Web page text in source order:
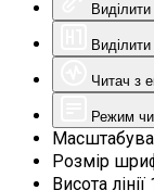
Читач з
Режим
Розмір
Висота лінії